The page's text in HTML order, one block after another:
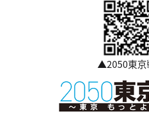
▲2050東京